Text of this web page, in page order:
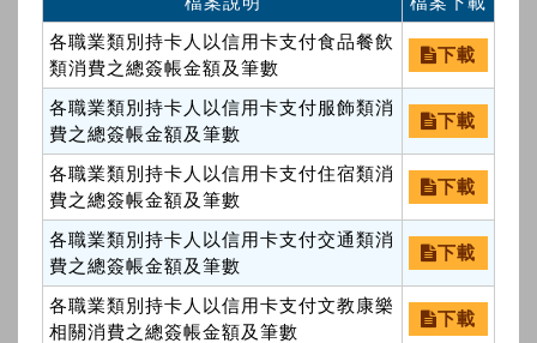
各職業類別持卡人以信用卡支付食品餐飲
類消費之總簽帳金額及筆數
下載
各職業類別持卡人以信用卡支付服飾類消
費之總簽帳金額及筆數
下載
各職業類別持卡人以信用卡支付住宿類消
費之總簽帳金額及筆數
下載
各職業類別持卡人以信用卡支付交通類消
費之總簽帳金額及筆數
下載
各職業類別持卡人以信用卡支付文教康樂
相關消費之總簽帳金額及筆數
下載